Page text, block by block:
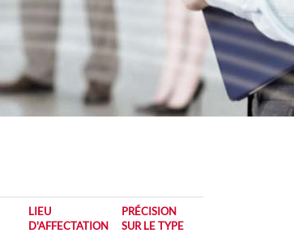
LIEU
D'AFFECTATION
PRÉCISION
SUR LE TYPE